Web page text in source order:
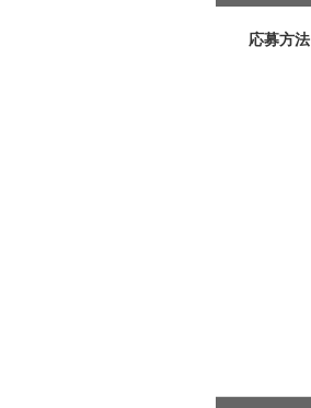
応募方法